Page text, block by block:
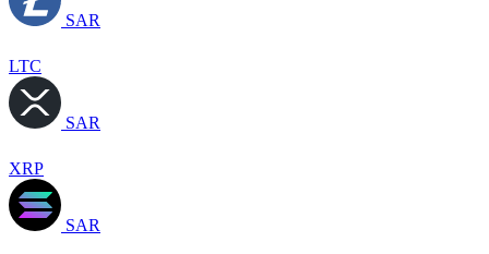
SAR
LTC
SAR
XRP
SAR